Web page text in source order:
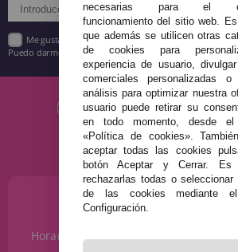
Me gustaría recibir descuentos exclusivos,
Puedo darme de baja cuando quiera según lo recogido
¿NECESITAS
Horario de Lunes a Sábados de 10 a
necesarias para el
funcionamiento del sitio web.
que además se utilicen otras
de cookies para
experiencia de usuario,
comerciales personalizadas o
análisis para optimizar nuestra
usuario puede retirar su
en todo momento, desde el
«Política de cookies».
aceptar todas las cookies
botón Aceptar y Cerrar. Es
rechazarlas todas o seleccionar
de las cookies mediante
Configuración.